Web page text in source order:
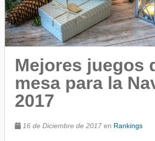
Mejores juegos
mesa para la
2017
16 de Diciembre de 2017en Rankings